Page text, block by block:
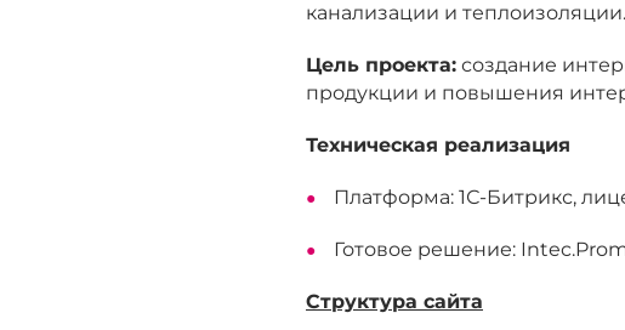
канализации и теплоизоляции.
Цель проекта: создание
продукции и повышения
Техническая реализация
Платформа: 1С-Битрикс,
Готовое решение:
Структура сайта